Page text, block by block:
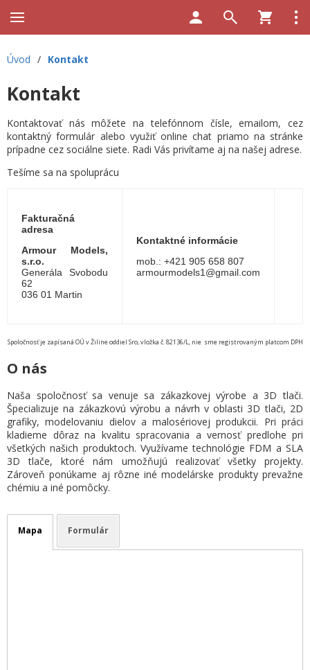
Úvod / Kontakt
Kontakt
Kontaktovať nás môžete na telefónnom čísle, emailom, cez
kontaktný formulár alebo využiť online chat priamo na stránke
prípadne cez sociálne siete. Radi Vás privítame aj na našej adrese.
Tešíme sa na spoluprácu
Fakturačná
adresa
Armour Models,
s.r.o.
Generála Svobodu
62
036 01 Martin
Kontaktné informácie
mob.: +421 905 658 807
armourmodels1@gmail.com
Spoločnosť je zapísaná OÚ v Žiline oddiel Sro, vložka č. 82136/L, nie sme registrovaným platcom DPH
O nás
Naša spoločnosť sa venuje sa zákazkovej výrobe a 3D tlači.
Špecializuje na zákazkovú výrobu a návrh v oblasti 3D tlači, 2D
grafiky, modelovaniu dielov a malosériovej produkcii. Pri práci
kladieme dôraz na kvalitu spracovania a vernosť predlohe pri
všetkých našich produktoch. Využívame technológie FDM a SLA
3D tlače, ktoré nám umožňujú realizovať všetky projekty.
Zároveň ponúkame aj rôzne iné modelárske produkty prevažne
chémiu a iné pomôcky.
Mapa Formulár